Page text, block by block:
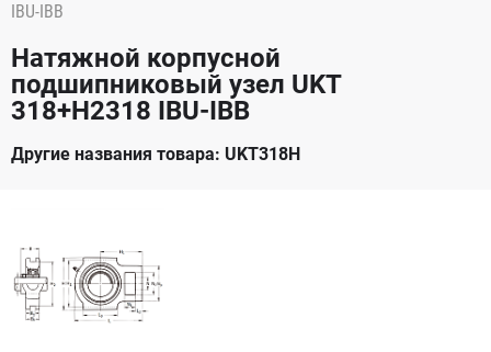
IBU-IBB
Натяжной корпусной
подшипниковый узел UKT
318+H2318 IBU-IBB
Другие названия товара: UKT318H